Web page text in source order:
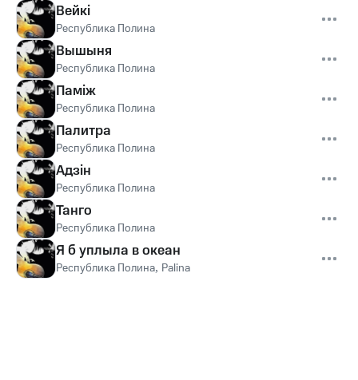
Вейкi
Республика Полина
Вышыня
Республика Полина
Паміж
Республика Полина
Палитра
Республика Полина
Адзін
Республика Полина
Танго
Республика Полина
Я б уплыла в океан
Республика Полина, Palina